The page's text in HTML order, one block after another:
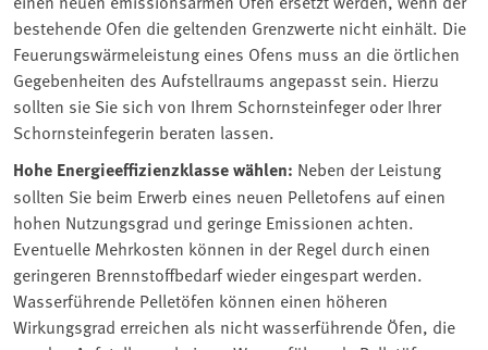
bestehende Ofen die geltenden Grenzwerte nicht einhält. Die
Feuerungswärmeleistung eines Ofens muss an die örtlichen
Gegebenheiten des Aufstellraums angepasst sein. Hierzu
sollten sie Sie sich von Ihrem Schornsteinfeger oder Ihrer
Schornsteinfegerin beraten lassen.
Hohe Energieeffizienzklasse wählen: Neben der Leistung
sollten Sie beim Erwerb eines neuen Pelletofens auf einen
hohen Nutzungsgrad und geringe Emissionen achten.
Eventuelle Mehrkosten können in der Regel durch einen
geringeren Brennstoffbedarf wieder eingespart werden.
Wasserführende Pelletöfen können einen höheren
Wirkungsgrad erreichen als nicht wasserführende Öfen, die